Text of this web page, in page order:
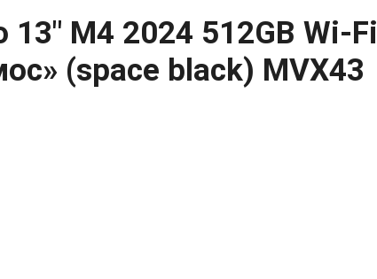
13″ M4 2024 512GB Wi-Fi
(space black) MVX43